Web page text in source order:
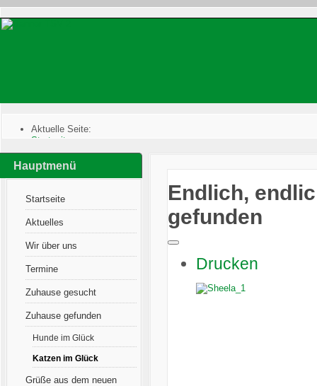
Aktuelle Seite:
Startseite
Zuhause gefunden :
Katzen im Glück
Endlich, endlich: Sheela hat eine Pflegestelle gefunden
Hauptmenü
Startseite
Aktuelles
Wir über uns
Termine
Zuhause gesucht
Zuhause gefunden
Hunde im Glück
Katzen im Glück
Grüße aus dem neuen
Endlich,
gefunden
Drucken